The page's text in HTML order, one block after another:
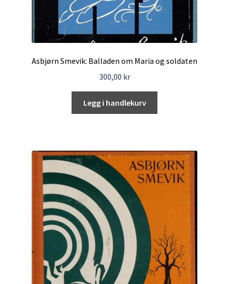
Asbjørn Smevik: Balladen om Maria og soldaten
300,00 kr
Legg i handlekurv